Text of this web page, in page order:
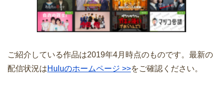
ご紹介している作品は2019年4月時点のものです。最新の
配信状況はHuluのホームページ >>をご確認ください。